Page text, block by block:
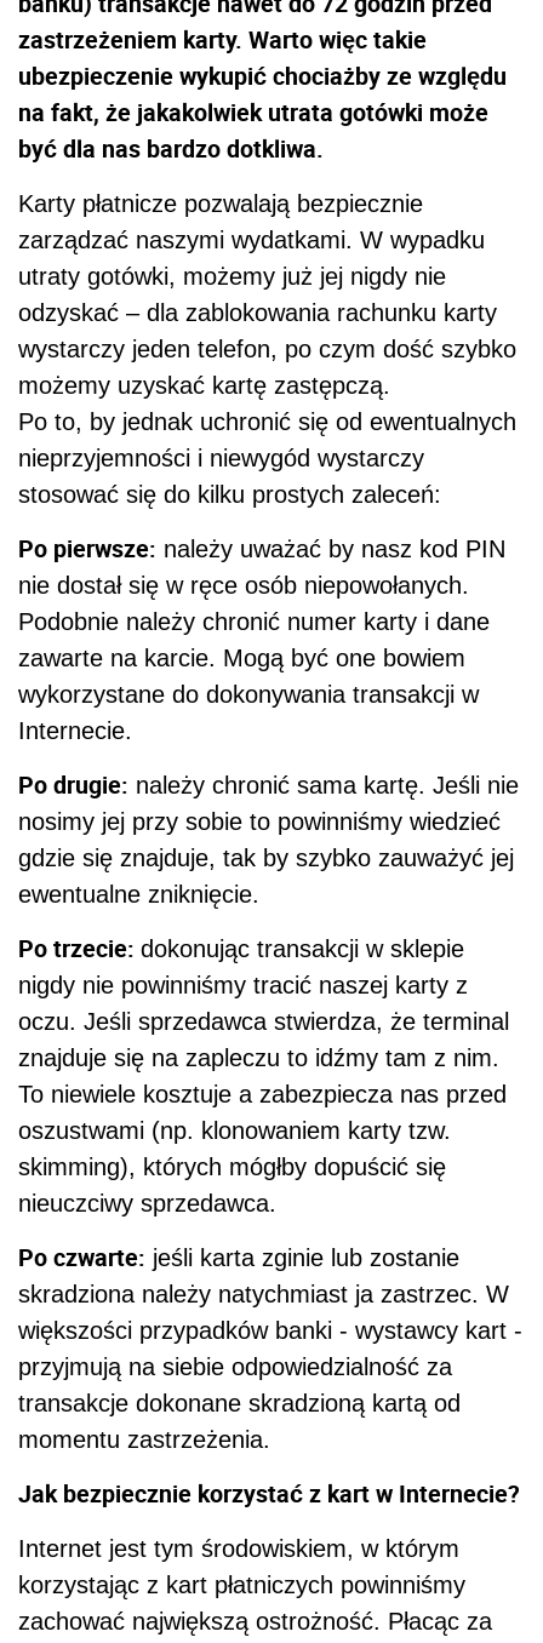
zastrzeżeniem karty. Warto więc takie
ubezpieczenie wykupić chociażby ze względu
na fakt, że jakakolwiek utrata gotówki może
być dla nas bardzo dotkliwa.
Karty płatnicze pozwalają bezpiecznie
zarządzać naszymi wydatkami. W wypadku
utraty gotówki, możemy już jej nigdy nie
odzyskać – dla zablokowania rachunku karty
wystarczy jeden telefon, po czym dość szybko
możemy uzyskać kartę zastępczą.
Po to, by jednak uchronić się od ewentualnych
nieprzyjemności i niewygód wystarczy
stosować się do kilku prostych zaleceń:
Po pierwsze: należy uważać by nasz kod PIN
nie dostał się w ręce osób niepowołanych.
Podobnie należy chronić numer karty i dane
zawarte na karcie. Mogą być one bowiem
wykorzystane do dokonywania transakcji w
Internecie.
Po drugie: należy chronić sama kartę. Jeśli nie
nosimy jej przy sobie to powinniśmy wiedzieć
gdzie się znajduje, tak by szybko zauważyć jej
ewentualne zniknięcie.
Po trzecie: dokonując transakcji w sklepie
nigdy nie powinniśmy tracić naszej karty z
oczu. Jeśli sprzedawca stwierdza, że terminal
znajduje się na zapleczu to idźmy tam z nim.
To niewiele kosztuje a zabezpiecza nas przed
oszustwami (np. klonowaniem karty tzw.
skimming), których mógłby dopuścić się
nieuczciwy sprzedawca.
Po czwarte: jeśli karta zginie lub zostanie
skradziona należy natychmiast ja zastrzec. W
większości przypadków banki - wystawcy kart -
przyjmują na siebie odpowiedzialność za
transakcje dokonane skradzioną kartą od
momentu zastrzeżenia.
Jak bezpiecznie korzystać z kart w Internecie?
Internet jest tym środowiskiem, w którym
korzystając z kart płatniczych powinniśmy
zachować największą ostrożność. Płacąc za